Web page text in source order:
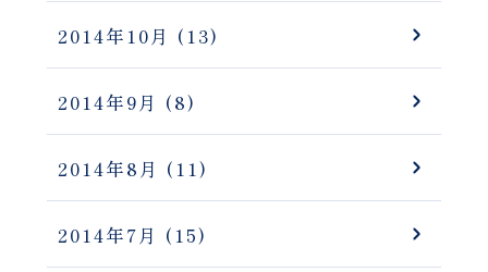
2014年10月 (13)
2014年9月 (8)
2014年8月 (11)
2014年7月 (15)